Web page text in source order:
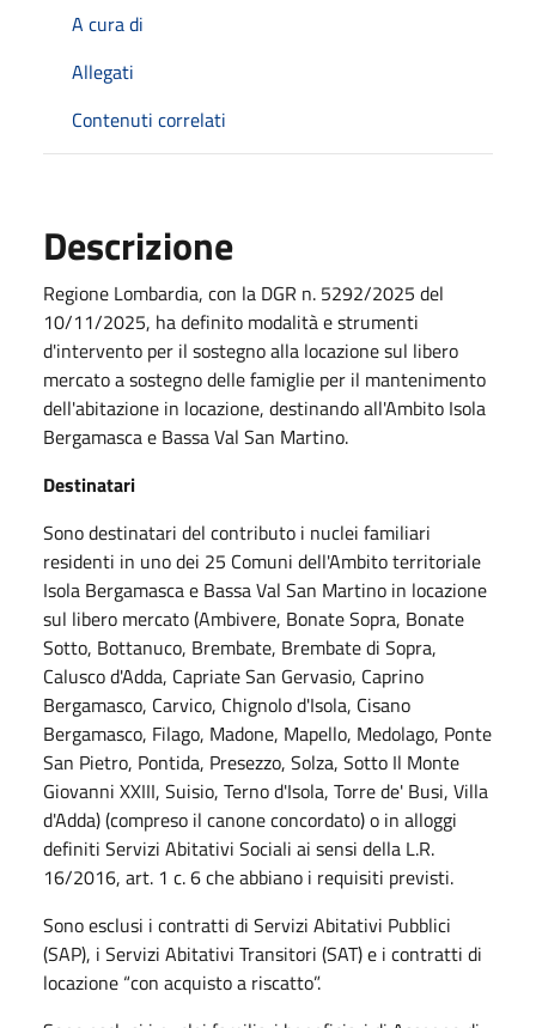
A cura di
Allegati
Contenuti correlati
Descrizione
Regione Lombardia, con la DGR n. 5292/2025 del
10/11/2025, ha definito modalità e strumenti
d'intervento per il sostegno alla locazione sul libero
mercato a sostegno delle famiglie per il mantenimento
dell'abitazione in locazione, destinando all'Ambito Isola
Bergamasca e Bassa Val San Martino.
Destinatari
Sono destinatari del contributo i nuclei familiari
residenti in uno dei 25 Comuni dell'Ambito territoriale
Isola Bergamasca e Bassa Val San Martino in locazione
sul libero mercato (Ambivere, Bonate Sopra, Bonate
Sotto, Bottanuco, Brembate, Brembate di Sopra,
Calusco d'Adda, Capriate San Gervasio, Caprino
Bergamasco, Carvico, Chignolo d'Isola, Cisano
Bergamasco, Filago, Madone, Mapello, Medolago, Ponte
San Pietro, Pontida, Presezzo, Solza, Sotto Il Monte
Giovanni XXIII, Suisio, Terno d'Isola, Torre de' Busi, Villa
d'Adda) (compreso il canone concordato) o in alloggi
definiti Servizi Abitativi Sociali ai sensi della L.R.
16/2016, art. 1 c. 6 che abbiano i requisiti previsti.
Sono esclusi i contratti di Servizi Abitativi Pubblici
(SAP), i Servizi Abitativi Transitori (SAT) e i contratti di
locazione “con acquisto a riscatto”.